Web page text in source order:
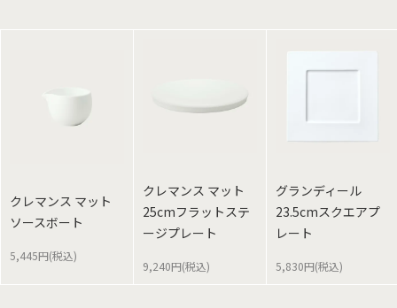
クレマンス マット
ソースボート
5,445円(税込)
クレマンス マット
25cmフラットステ
ージプレート
9,240円(税込)
グランディール
23.5cmスクエアプ
レート
5,830円(税込)